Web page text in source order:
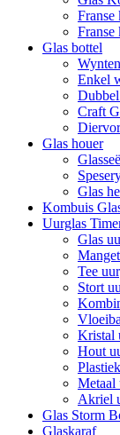
Franse
Franse
Glas bottel
Enkel
Craft
Glas houer
Glas
Kombuis
Uurglas
Glas
Tee
Stort
Kristal
Hout
Metaal
Akriel
Glas Storm
Glaskaraf